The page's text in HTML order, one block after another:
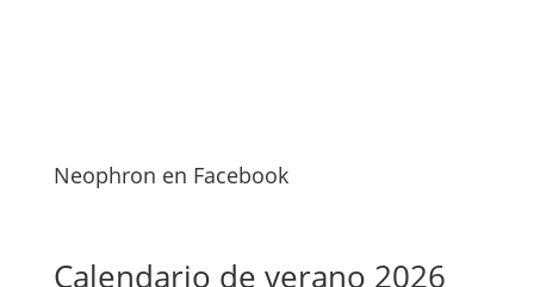
Neophron en Facebook
Calendario de verano 2026